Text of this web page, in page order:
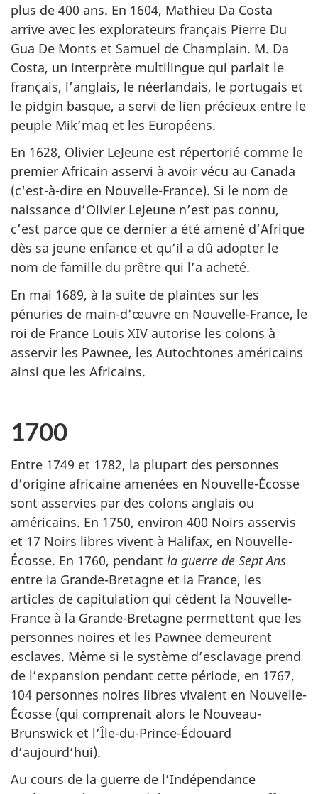
plus de 400 ans. En 1604, Mathieu Da Costa
arrive avec les explorateurs français Pierre Du
Gua De Monts et Samuel de Champlain. M. Da
Costa, un interprète multilingue qui parlait le
français, l’anglais, le néerlandais, le portugais et
le pidgin basque, a servi de lien précieux entre le
peuple Mik’maq et les Européens.
En 1628, Olivier LeJeune est répertorié comme le
premier Africain asservi à avoir vécu au Canada
(c'est-à-dire en Nouvelle-France). Si le nom de
naissance d’Olivier LeJeune n’est pas connu,
c’est parce que ce dernier a été amené d’Afrique
dès sa jeune enfance et qu’il a dû adopter le
nom de famille du prêtre qui l’a acheté.
En mai 1689, à la suite de plaintes sur les
pénuries de main-d’œuvre en Nouvelle-France, le
roi de France Louis XIV autorise les colons à
asservir les Pawnee, les Autochtones américains
ainsi que les Africains.
1700
Entre 1749 et 1782, la plupart des personnes
d’origine africaine amenées en Nouvelle-Écosse
sont asservies par des colons anglais ou
américains. En 1750, environ 400 Noirs asservis
et 17 Noirs libres vivent à Halifax, en Nouvelle-
Écosse. En 1760, pendant la guerre de Sept Ans
entre la Grande-Bretagne et la France, les
articles de capitulation qui cèdent la Nouvelle-
France à la Grande-Bretagne permettent que les
personnes noires et les Pawnee demeurent
esclaves. Même si le système d’esclavage prend
de l’expansion pendant cette période, en 1767,
104 personnes noires libres vivaient en Nouvelle-
Écosse (qui comprenait alors le Nouveau-
Brunswick et l’Île-du-Prince-Édouard
d’aujourd’hui).
Au cours de la guerre de l’Indépendance